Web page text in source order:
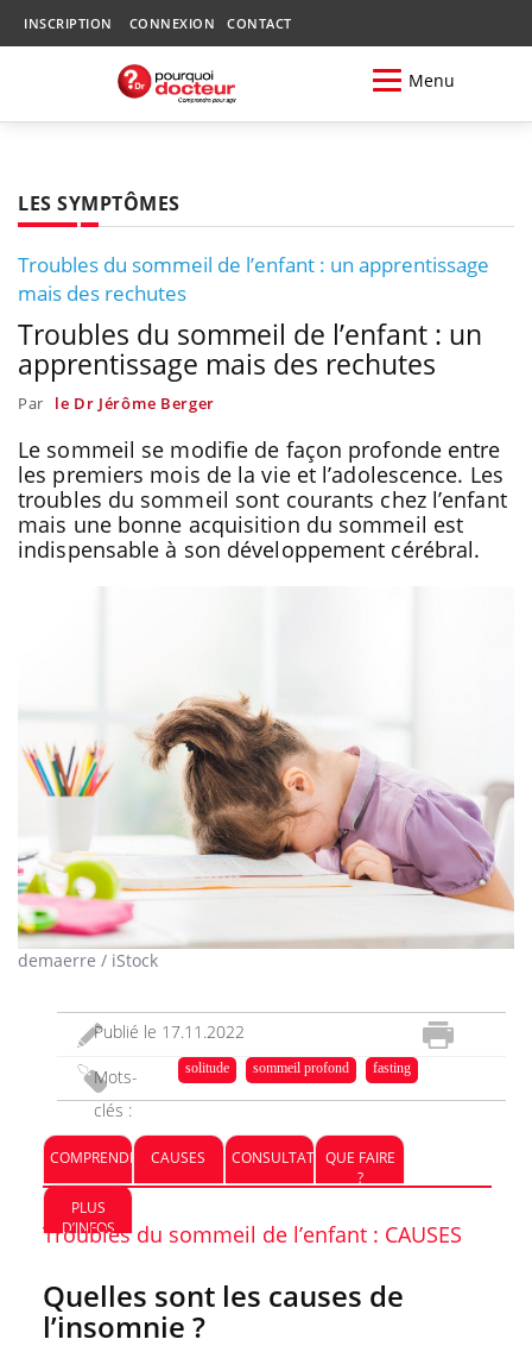
INSCRIPTION CONNEXION CONTACT
Menu
LES SYMPTÔMES
Troubles du sommeil de l’enfant : un apprentissage
mais des rechutes
Troubles du sommeil de l’enfant : un
apprentissage mais des rechutes
Par le Dr Jérôme Berger
Le sommeil se modifie de façon profonde entre
les premiers mois de la vie et l’adolescence. Les
troubles du sommeil sont courants chez l’enfant
mais une bonne acquisition du sommeil est
indispensable à son développement cérébral.
demaerre / iStock
Publié le 17.11.2022
Mots-
clés :
solitude sommeil profond fasting
COMPRENDRE CAUSES CONSULTATIONQUE FAIRE
?
PLUS
D’INFOS
Troubles du sommeil de l’enfant : CAUSES
Quelles sont les causes de
l’insomnie ?